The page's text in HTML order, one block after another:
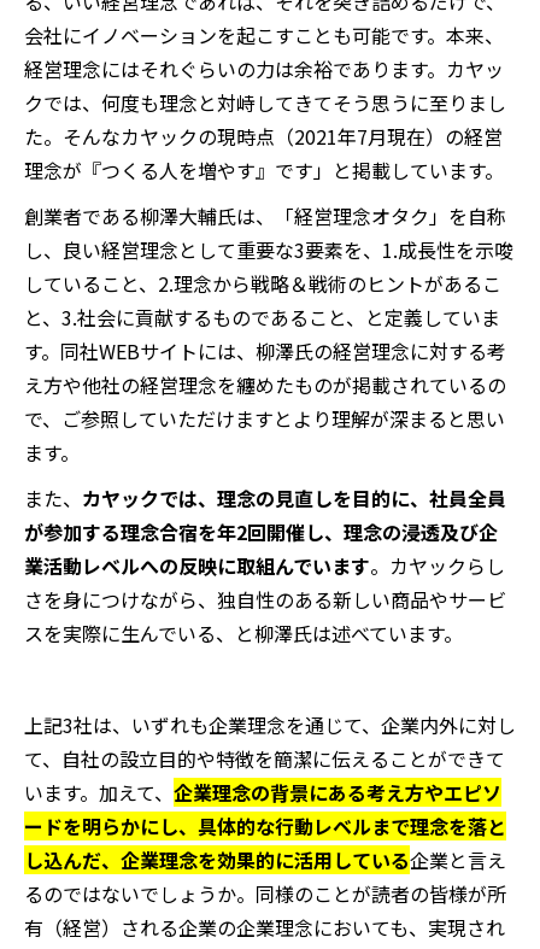
会社にイノベーションを起こすことも可能です。本来、
経営理念にはそれぐらいの力は余裕であります。カヤッ
クでは、何度も理念と対峙してきてそう思うに至りまし
た。そんなカヤックの現時点（2021年7月現在）の経営
理念が『つくる人を増やす』です」と掲載しています。
創業者である柳澤大輔氏は、「経営理念オタク」を自称
し、良い経営理念として重要な3要素を、1.成長性を示唆
していること、2.理念から戦略＆戦術のヒントがあるこ
と、3.社会に貢献するものであること、と定義していま
す。同社WEBサイトには、柳澤氏の経営理念に対する考
え方や他社の経営理念を纏めたものが掲載されているの
で、ご参照していただけますとより理解が深まると思い
ます。
また、 カヤックでは、理念の見直しを目的に、社員全員
が参加する理念合宿を年2回開催し、理念の浸透及び企
業活動レベルへの反映に取組んでいます。カヤックらし
さを身につけながら、独自性のある新しい商品やサービ
スを実際に生んでいる、と柳澤氏は述べています。
上記3社は、いずれも企業理念を通じて、企業内外に対し
て、自社の設立目的や特徴を簡潔に伝えることができて
います。加えて、 企業理念の背景にある考え方やエピソ
ードを明らかにし、具体的な行動レベルまで理念を落と
し込んだ、企業理念を効果的に活用している企業と言え
るのではないでしょうか。同様のことが読者の皆様が所
有（経営）される企業の企業理念においても、実現され